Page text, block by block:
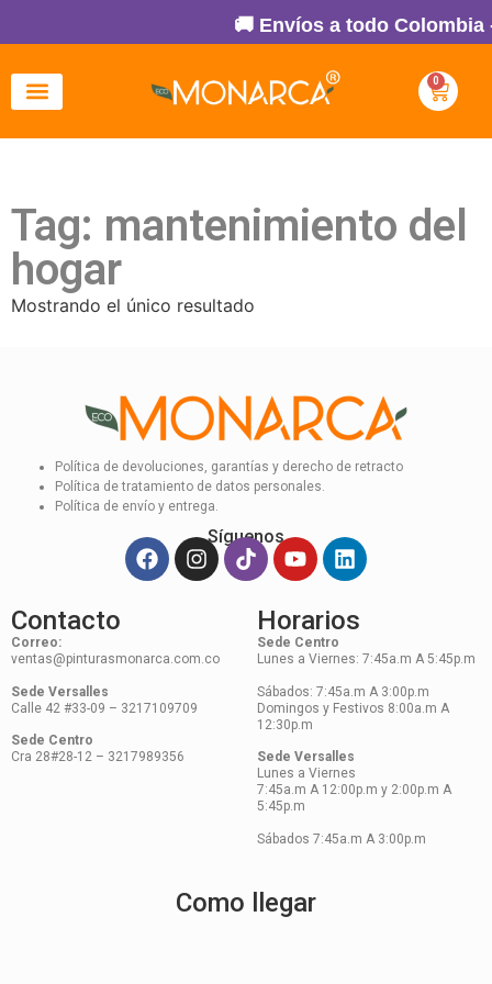
🚚 Envíos a todo Colombia
0
Tag: mantenimiento del
hogar
Mostrando el único resultado
Política de devoluciones, garantías y derecho de retracto
Política de tratamiento de datos personales.
Política de envío y entrega.
Síguenos
Contacto
Correo:
ventas@pinturasmonarca.com.co
Sede Versalles
Calle 42 #33-09 – 3217109709
Sede Centro
Cra 28#28-12 – 3217989356
Horarios
Sede Centro
Lunes a Viernes: 7:45a.m A 5:45p.m
Sábados: 7:45a.m A 3:00p.m
Domingos y Festivos 8:00a.m A
12:30p.m
Sede Versalles
Lunes a Viernes
7:45a.m A 12:00p.m y 2:00p.m A
5:45p.m
Sábados 7:45a.m A 3:00p.m
Como llegar